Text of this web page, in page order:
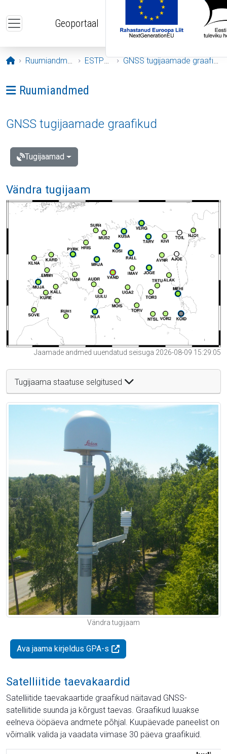
Geoportaal
Avaleht
Ruumiandmed ESTPOS GNSS tugijaamade graafikud
Ava menüü: Ruumiandmed
Ruumiandmed
GNSS tugijaamade graafikud
Tugijaamad
Vändra tugijaam
Jaamade andmed uuendatud seisuga 2026-08-09 15:29:05
Tugijaama staatuse selgitused
Vändra tugijaam
Ava jaama kirjeldus GPA-s
Satelliitide taevakaardid
Satelliitide taevakaartide graafikud näitavad GNSS-
satelliitide suunda ja kõrgust taevas. Graafikud luuakse
eelneva ööpäeva andmete põhjal. Kuupäevade paneelist on
võimalik valida ja vaadata viimase 30 päeva graafikuid.